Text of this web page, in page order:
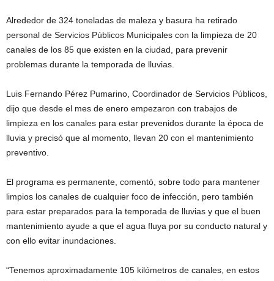
Alrededor de 324 toneladas de maleza y basura ha retirado
personal de Servicios Públicos Municipales con la limpieza de 20
canales de los 85 que existen en la ciudad, para prevenir
problemas durante la temporada de lluvias.
Luis Fernando Pérez Pumarino, Coordinador de Servicios Públicos,
dijo que desde el mes de enero empezaron con trabajos de
limpieza en los canales para estar prevenidos durante la época de
lluvia y precisó que al momento, llevan 20 con el mantenimiento
preventivo.
El programa es permanente, comentó, sobre todo para mantener
limpios los canales de cualquier foco de infección, pero también
para estar preparados para la temporada de lluvias y que el buen
mantenimiento ayude a que el agua fluya por su conducto natural y
con ello evitar inundaciones.
“Tenemos aproximadamente 105 kilómetros de canales, en estos